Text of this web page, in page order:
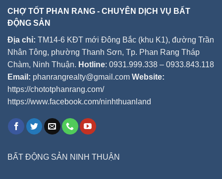
CHỢ TỐT PHAN RANG - CHUYÊN DỊCH VỤ BẤT
ĐỘNG SẢN
Địa chỉ: TM14-6 KĐT mới Đông Bắc (khu K1), đường Trần
Nhân Tông, phường Thanh Sơn, Tp. Phan Rang Tháp
Chàm, Ninh Thuận. Hotline: 0931.999.338 – 0933.843.118
Email: phanrangrealty@gmail.com Website:
https://chototphanrang.com/
https://www.facebook.com/ninhthuanland
BẤT ĐỘNG SẢN NINH THUẬN